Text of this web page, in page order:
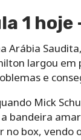
1 hoje
Arábia
largou
e
Mick
bandeira
box, vendo